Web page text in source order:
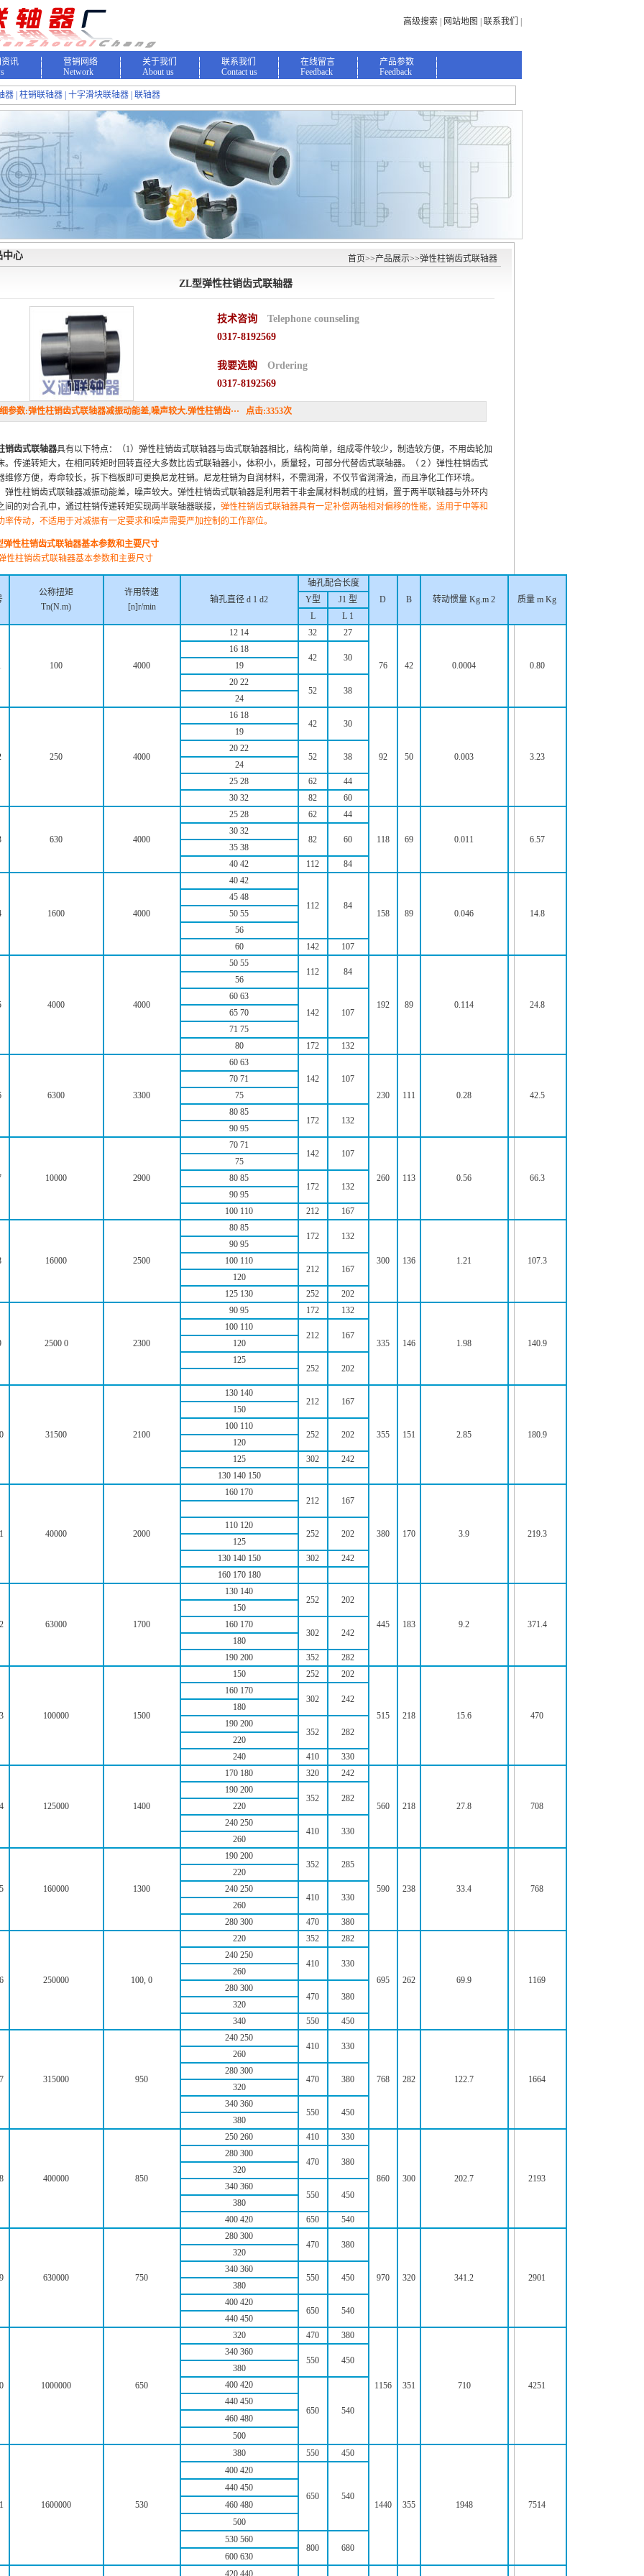
高级搜索| 网站地图 联系我们
讯
营销网络
Network
关于我们
About us
联系我们
Contact us
在线留言
Feedback
产品参数
Feedback
| 柱销联轴器 | 十字滑块联轴器 | 联轴器
中心 首页>>产品展示>>弹性柱销齿式联轴器
ZL型弹性柱销齿式联轴器
技术咨询 Telephone counseling
0317-8192569
我要选购 Ordering
0317-8192569
参数:弹性柱销齿式联轴器减振动能差,噪声较大.弹性柱销齿··· 点击:3353次
销齿式联轴器具有以下特点：（1）弹性柱销齿式联轴器与齿式联轴器相比，结构简单，组成零件较少，制造较方便，不用齿轮加
。传递转矩大，在相同转矩时回转直径大多数比齿式联轴器小，体积小，质量轻，可部分代替齿式联轴器。（２）弹性柱销齿式
维修方便，寿命较长，拆下档板即可更换尼龙柱销。尼龙柱销为自润材料，不需润滑，不仅节省润滑油，而且净化工作环境。
弹性柱销齿式联轴器减振动能差，噪声较大。弹性柱销齿式联轴器是利用若干非金属材料制成的柱销，置于两半联轴器与外环内
间的对合孔中，通过柱销传递转矩实现两半联轴器联接， 弹性柱销齿式联轴器具有一定补偿两轴相对偏移的性能，适用于中等和
率传动，不适用于对减振有一定要求和噪声需要严加控制的工作部位。
弹性柱销齿式联轴器基本参数和主要尺寸
性柱销齿式联轴器基本参数和主要尺寸
公称扭矩
Tn(N.m)
许用转速
[n]r/min
轴孔直径 d 1 d2
轴孔配合长度
D
B 转动惯量 Kg.m 2 质量 m Kg
Y型
J1 型
L
L 1
100 4000
12 14 32 27
76 42 0.0004 0.80
16 18
42
30
19
20 22
52
38
24
250 4000
16 18
42
30
92 50 0.003 3.23
19
20 22
52
38
24
25 28
62
44
30 32
82 60
630 4000
25 28 62 44
118 69 0.011 6.57
30 32
82
60
35 38
40 42
112 84
1600 4000
40 42
112 84
158 89 0.046 14.8
45 48
50 55
56
60
142 107
4000 4000
50 55
112
84
192 89 0.114 24.8
56
60 63
142
107
65 70
71 75
80
172 132
6300 3300
60 63
142
107
230
111 0.28 42.5
70 71
75
80 85
172
132
90 95
10000 2900
70 71
142
107
260 113 0.56 66.3
75
80 85
172
132
90 95
100 110
212 167
16000 2500
80 85
172
132
300 136 1.21 107.3
90 95
100 110
212
167
120
125 130
252 202
2500 0 2300
90 95 172 132
335 146 1.98 140.9
100 110
212
167
120
125
252
202
31500 2100
130 140
212
167
355 151 2.85 180.9
150
100 110
252
202
120
125
302
242
130 140 150
40000 2000
160 170
212
167
380 170 3.9 219.3
110 120
252
202
125
130 140 150
302
242
160 170 180
63000 1700
130 140
252
202
445 183 9.2 371.4
150
160 170
302
242
180
190 200
352 282
100000 1500
150 252 202
515 218 15.6 470
160 170
302
242
180
190 200
352
282
220
240
410 330
125000 1400
170 180 320 242
560 218 27.8 708
190 200
352
282
220
240 250
410
330
260
160000 1300
190 200
352
285
590 238 33.4 768
220
240 250
410
330
260
280 300
470 380
250000 100, 0
220 352 282
695 262 69.9 1169
240 250
410
330
260
280 300
470
380
320
340
550 450
315000 950
240 250
410
330
768 282 122.7 1664
260
280 300
470
380
320
340 360
550
450
380
400000 850
250 260 410 330
860 300 202.7 2193
280 300
470
380
320
340 360
550
450
380
400 420
650 540
630000 750
280 300
470
380
970 320 341.2 2901
320
340 360
550
450
380
400 420
650
540
440 450
1000000 650
320 470 380
1156 351 710 4251
340 360
550
450
380
400 420
650 540
440 450
460 480
500
1600000 530
380 550 450
1440 355 1948 7514
400 420
650 540
440 450
460 480
500
530 560
800
680
600 630